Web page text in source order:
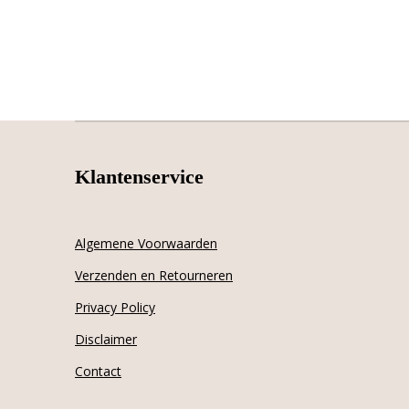
Klantenservice
Algemene Voorwaarden
Verzenden en Retourneren
Privacy Policy
Disclaimer
Contact